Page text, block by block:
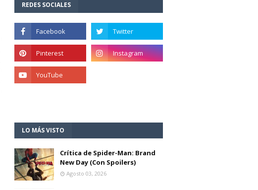
REDES SOCIALES
LO MÁS VISTO
Crítica de Spider-Man: Brand
New Day (Con Spoilers)
Agosto 03, 2026